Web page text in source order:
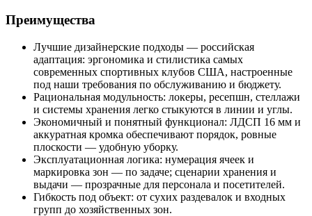
Преимущества
Лучшие дизайнерские подходы — российская
адаптация: эргономика и стилистика самых
современных спортивных клубов США, настроенные
под наши требования по обслуживанию и бюджету.
Рациональная модульность: локеры, ресепшн, стеллажи
и системы хранения легко стыкуются в линии и углы.
Экономичный и понятный функционал: ЛДСП 16 мм и
аккуратная кромка обеспечивают порядок, ровные
плоскости — удобную уборку.
Эксплуатационная логика: нумерация ячеек и
маркировка зон — по задаче; сценарии хранения и
выдачи — прозрачные для персонала и посетителей.
Гибкость под объект: от сухих раздевалок и входных
групп до хозяйственных зон.